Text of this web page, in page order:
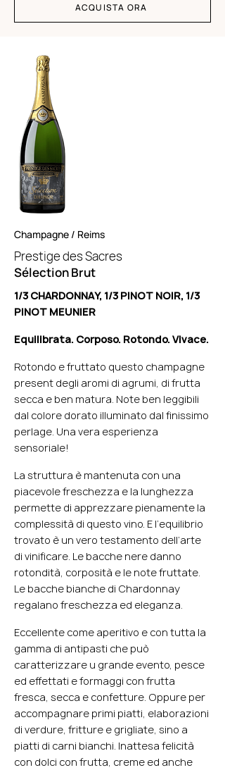
ACQUISTA ORA
Champagne / Reims
Prestige des Sacres
Sélection Brut
1/3 CHARDONNAY, 1/3 PINOT NOIR, 1/3
PINOT MEUNIER
Equilibrata. Corposo. Rotondo. Vivace.
Rotondo e fruttato questo champagne
present degli aromi di agrumi, di frutta
secca e ben matura. Note ben leggibili
dal colore dorato illuminato dal finissimo
perlage. Una vera esperienza
sensoriale!
La struttura è mantenuta con una
piacevole freschezza e la lunghezza
permette di apprezzare pienamente la
complessità di questo vino. E l’equilibrio
trovato è un vero testamento dell’arte
di vinificare. Le bacche nere danno
rotondità, corposità e le note fruttate.
Le bacche bianche di Chardonnay
regalano freschezza ed eleganza.
Eccellente come aperitivo e con tutta la
gamma di antipasti che può
caratterizzare u grande evento, pesce
ed effettati e formaggi con frutta
fresca, secca e confetture. Oppure per
accompagnare primi piatti, elaborazioni
di verdure, fritture e grigliate, sino a
piatti di carni bianchi. Inattesa felicità
con dolci con frutta, creme ed anche